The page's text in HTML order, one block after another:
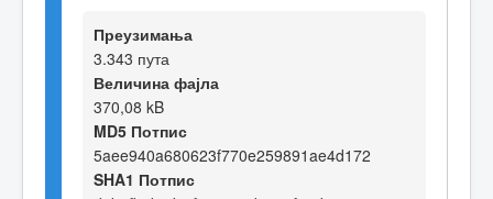
Преузимања
3.343 пута
Величина фајла
370,08 kB
MD5 Потпис
5aee940a680623f770e259891ae4d172
SHA1 Потпис